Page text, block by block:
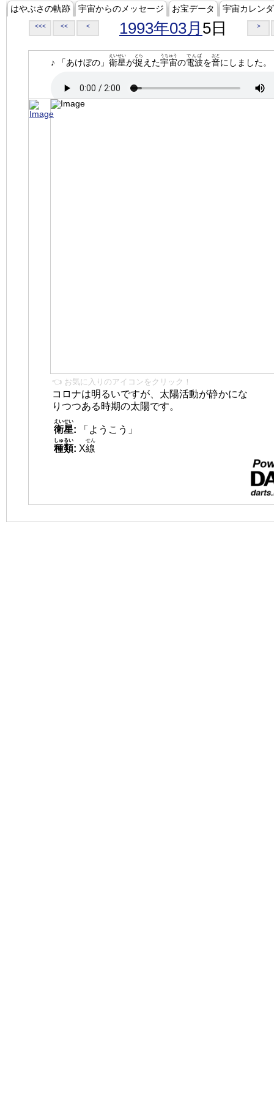
はやぶさの軌跡 宇宙からのメッセージ お宝データ 宇宙カレン
<<< << < 1993年03月 5日 >
♪ 「あけぼの」 衛星
えいせい
が捉
とら
えた宇宙
うちゅう
の電波
でんぱ
を音
おと
にしました。
👈 お気に入りのアイコンをクリック！
コロナは明るいですが、太陽活動が静かにな
りつつある時期の太陽です。
衛星
えいせい
:
「ようこう」
種類
しゅるい
: X線
せん